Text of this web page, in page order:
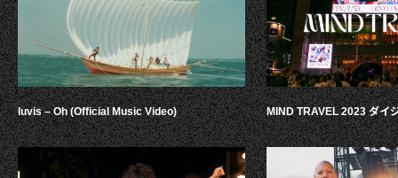
luvis – Oh (Official Music Video) MIND TRAVEL 2023 ダイ